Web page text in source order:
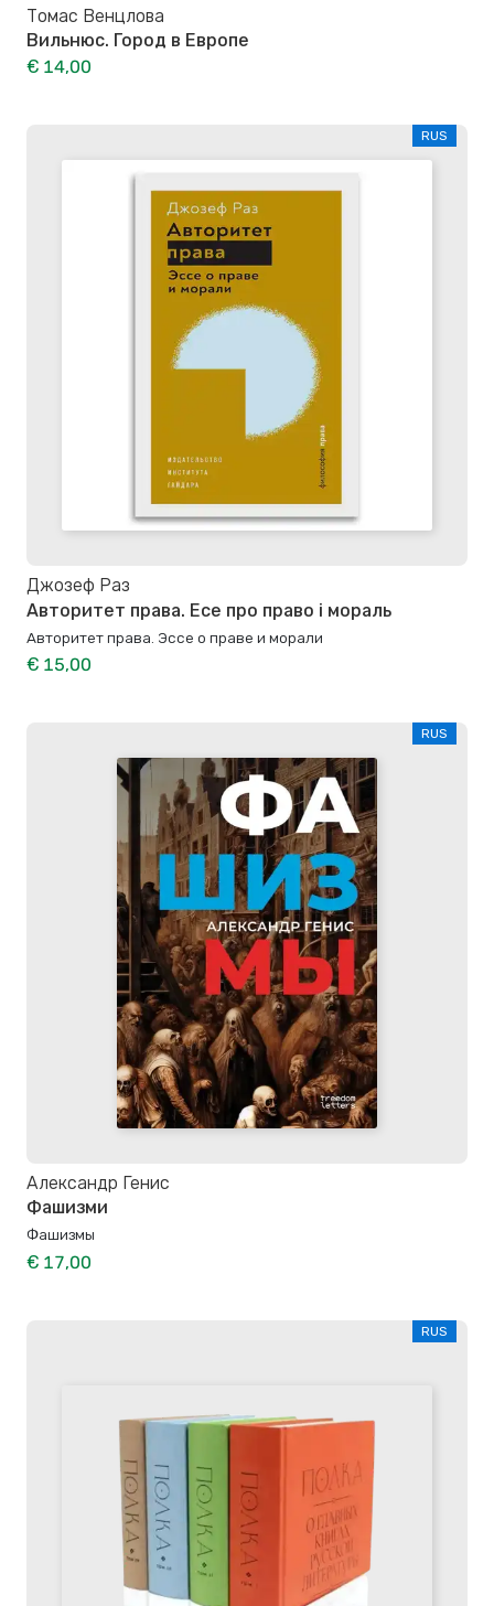
Томас Венцлова
Вильнюс. Город в Европе
€ 14,00
RUS
Джозеф Раз
Авторитет права. Есе про право і мораль
Авторитет права. Эссе о праве и морали
€ 15,00
RUS
Александр Генис
Фашизми
Фашизмы
€ 17,00
RUS